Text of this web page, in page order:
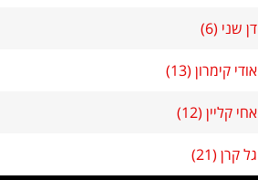
דן שני (6)
אודי קימרון (13)
אחי קליין (12)
גל קרן (21)